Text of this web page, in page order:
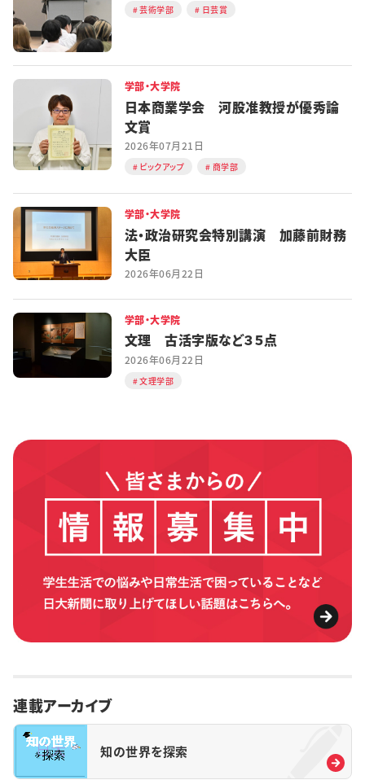
芸術学部 日芸賞
学部・大学院
日本商業学会 河股准教授が優秀論
文賞
2026年07月21日
ピックアップ 商学部
学部・大学院
法・政治研究会特別講演 加藤前財務
大臣
2026年06月22日
学部・大学院
文理 古活字版など３５点
2026年06月22日
文理学部
連載アーカイブ
知の世界を探索